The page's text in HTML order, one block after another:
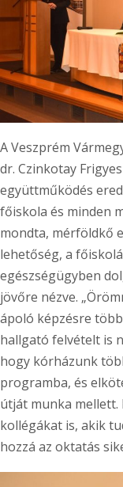
A Veszprém
dr. Czinkotay
együttműködés
főiskola és minden
mondta, mérföldkő
lehetőség, a
egészségügyben
jövőre nézve.
ápoló képzésre
hallgató felvételt is
hogy kórházunk
programba, és
útját munka mellett.
kollégákat is, akik
hozzá az oktatás